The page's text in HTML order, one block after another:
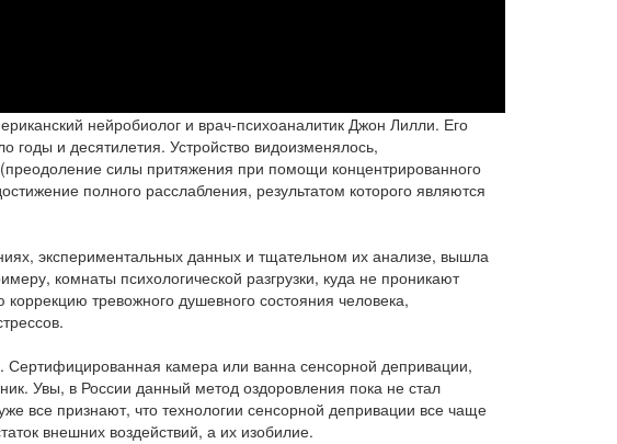
нейробиолог и врач-психоаналитик Джон Лилли. Его
годы и десятилетия. Устройство видоизменялось,
силы притяжения при помощи концентрированного
полного расслабления, результатом которого являются
экспериментальных данных и тщательном их анализе, вышла
комнаты психологической разгрузки, куда не проникают
тревожного душевного состояния человека,
Сертифицированная камера или ванна сенсорной депривации,
Увы, в России данный метод оздоровления пока не стал
все признают, что технологии сенсорной депривации все чаще
внешних воздействий, а их изобилие.